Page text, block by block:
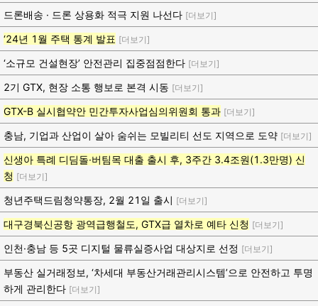
드론배송 · 드론 상용화 적극 지원 나선다 [더보기]
‘24년 1월 주택 통계 발표 [더보기]
‘소규모 건설현장’ 안전관리 집중점점한다 [더보기]
2기 GTX, 현장 소통 행보로 본격 시동 [더보기]
GTX-B 실시협약안 민간투자사업심의위원회 통과 [더보기]
충남, 기업과 산업이 살아 숨쉬는 모빌리티 선도 지역으로 도약 [더보기]
신생아 특례 디딤돌·버팀목 대출 출시 후, 3주간 3.4조원(1.3만명) 신
청 [더보기]
청년주택드림청약통장, 2월 21일 출시 [더보기]
대구경북신공항 광역급행철도, GTX급 열차로 예타 신청 [더보기]
인천·충남 등 5곳 디지털 물류실증사업 대상지로 선정 [더보기]
부동산 실거래정보, ‘차세대 부동산거래관리시스템’으로 안전하고 투명
하게 관리한다 [더보기]